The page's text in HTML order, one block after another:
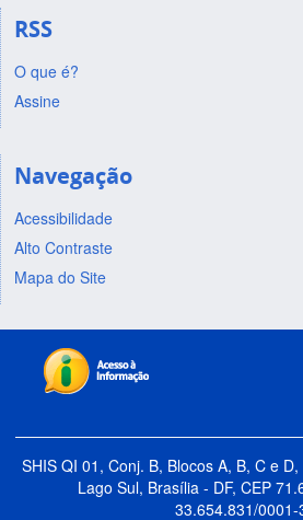
RSS
O que é?
Assine
Navegação
Acessibilidade
Alto Contraste
Mapa do Site
SHIS QI 01, Conj. B, Blocos A, B, C e
Lago Sul, Brasília - DF, CEP
33.654.831/0001-